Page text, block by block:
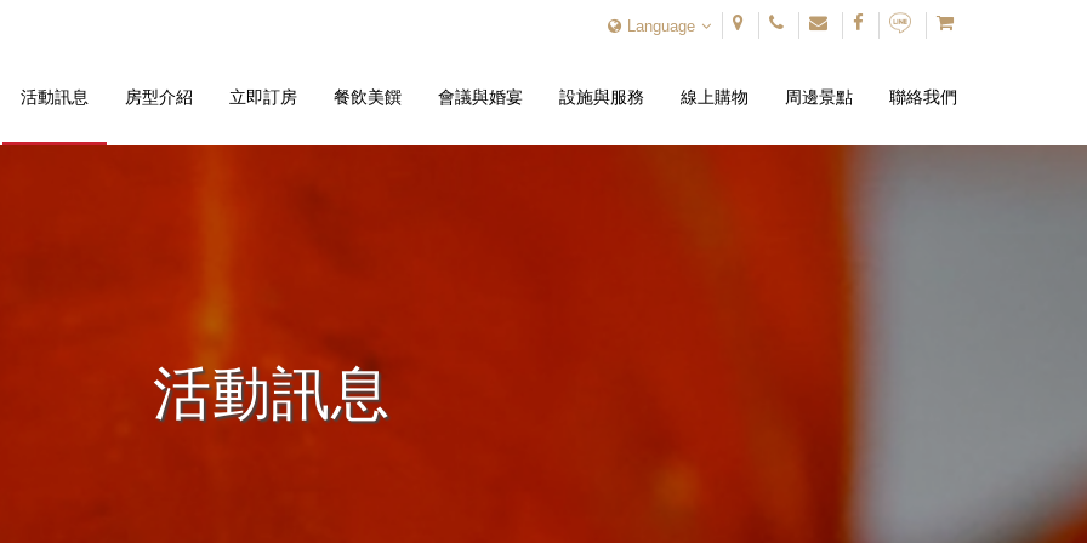
Language
活動訊息 房型介紹 立即訂房 餐飲美饌 會議與婚宴 設施與服務 線上購物 周邊景點 聯絡我們
活動訊息